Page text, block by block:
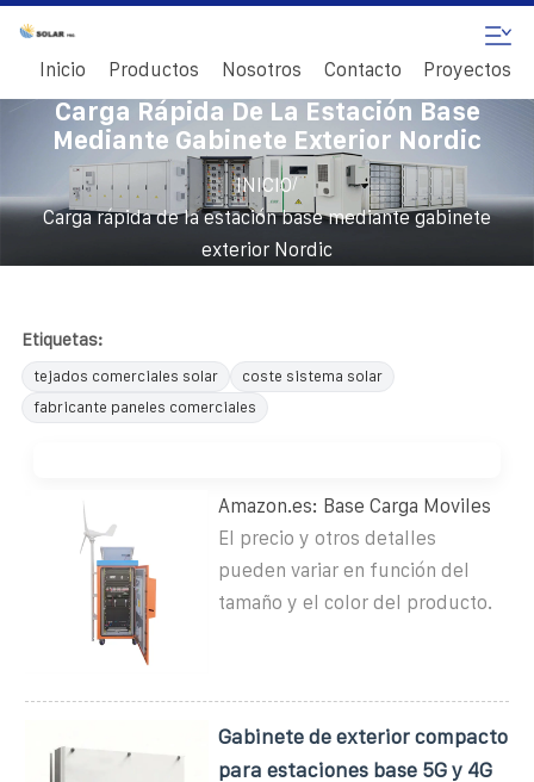
Inicio Productos Nosotros Contacto Proyectos
Carga Rápida De La Estación Base
Mediante Gabinete Exterior Nordic
INICIO/
Carga rápida de la estación base mediante gabinete
exterior Nordic
Etiquetas:
tejados comerciales solar
coste sistema solar
fabricante paneles comerciales
Amazon.es: Base Carga Moviles
El precio y otros detalles
pueden variar en función del
tamaño y el color del producto.
Gabinete de exterior compacto
para estaciones base 5G y 4G